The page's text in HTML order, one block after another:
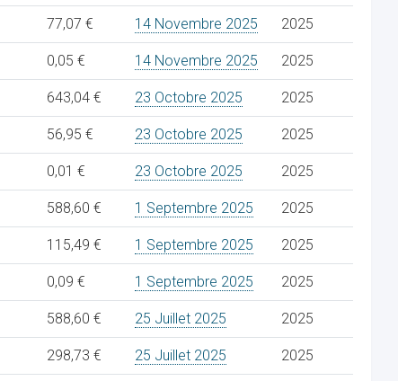
77,07 € 14 Novembre 2025 2025
0,05 € 14 Novembre 2025 2025
643,04 € 23 Octobre 2025 2025
56,95 € 23 Octobre 2025 2025
0,01 € 23 Octobre 2025 2025
588,60 € 1 Septembre 2025 2025
115,49 € 1 Septembre 2025 2025
0,09 € 1 Septembre 2025 2025
588,60 € 25 Juillet 2025 2025
298,73 € 25 Juillet 2025 2025